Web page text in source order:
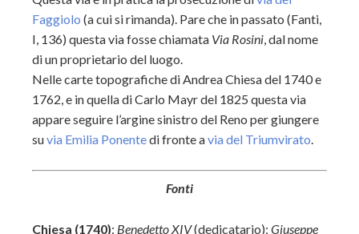
Faggiolo (a cui si rimanda). Pare che in passato (Fanti,
I, 136) questa via fosse chiamata Via Rosini, dal nome
di un proprietario del luogo.
Nelle carte topografiche di Andrea Chiesa del 1740 e
1762, e in quella di Carlo Mayr del 1825 questa via
appare seguire l’argine sinistro del Reno per giungere
suvia Emilia Ponentedi fronte avia del Triumvirato.
Fonti
Chiesa (1740): Benedetto XIV(dedicatario); Giuseppe